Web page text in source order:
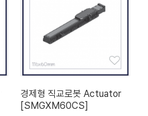
경제형 직교로봇 Actuator
[SMGXM60CS]